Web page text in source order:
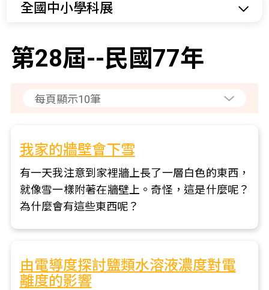
全國中小學科展
第28屆--民國77年
我家的牆壁會下雪
有一天我注意到家裡牆上長了一層白色的東西，
就像雪一樣附著在牆壁上。奇怪，這是什麼呢？
為什麼會有這些東西呢？
由電導度探討鹽類水溶液濃度對電
離度的影響